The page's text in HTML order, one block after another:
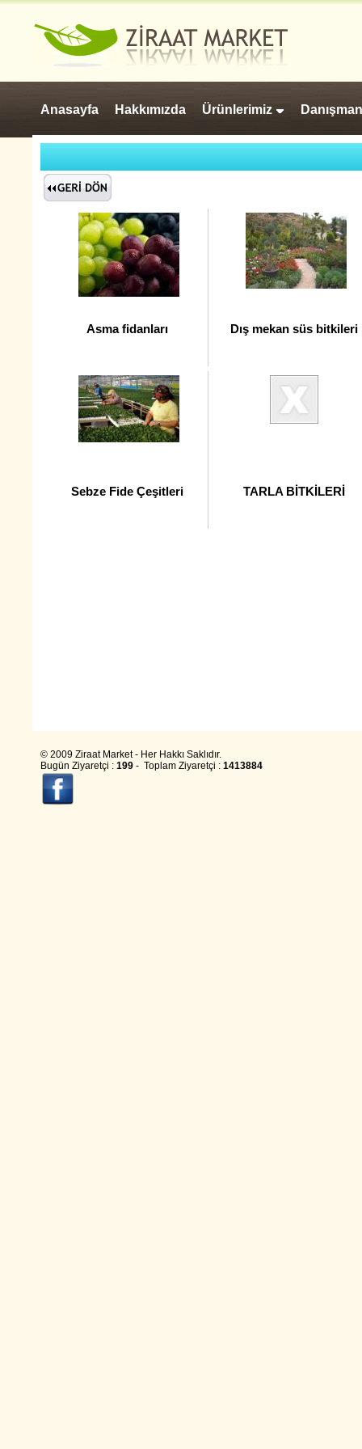
Anasayfa Hakkımızda Ürünlerimiz
Asma fidanları Dış mekan süs bitkileri
Sebze Fide Çeşitleri TARLA BİTKİLERİ
© 2009 Ziraat Market - Her Hakkı Saklıdır.
Bugün Ziyaretçi : 199 - Toplam Ziyaretçi : 1413884